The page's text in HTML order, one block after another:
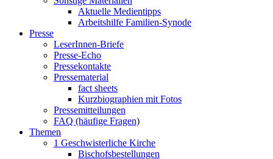
Aktuelle Medientipps
Arbeitshilfe Familien-Synode
Presse
LeserInnen-Briefe
Presse-Echo
Pressekontakte
Pressematerial
fact sheets
Kurzbiographien mit Fotos
Pressemitteilungen
FAQ (häufige Fragen)
Themen
1 Geschwisterliche Kirche
Bischofsbestellungen